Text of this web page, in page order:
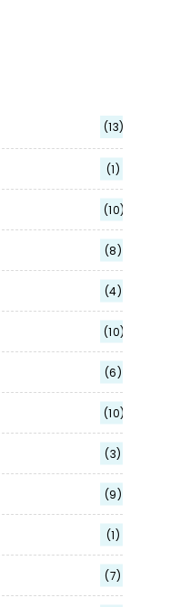
(13)
(1)
(10)
(8)
(4)
(10)
(6)
(10)
(3)
(9)
(1)
(7)